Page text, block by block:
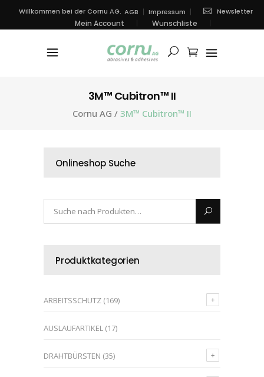
Willkommen bei der Cornu AG. AGB Impressum Newsletter
Mein Account Wunschliste
3M™ Cubitron™ II
Cornu AG / 3M™ Cubitron™ II
Onlineshop Suche
Produktkategorien
ARBEITSSCHUTZ (169)
AUSLAUFARTIKEL (17)
DRAHTBÜRSTEN (35)